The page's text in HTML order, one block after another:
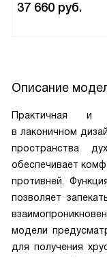
37 660 руб.
Описание
Практичная и
в лаконичном
пространства
обеспечивает
противней.
позволяет
модели
для получения